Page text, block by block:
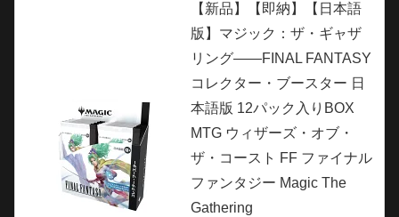
【新品】【即納】【日本語
版】マジック：ザ・ギャザ
リング――FINAL FANTASY
コレクター・ブースター 日
本語版 12パック入りBOX
MTG ウィザーズ・オブ・
ザ・コースト FF ファイナル
ファンタジー Magic The
Gathering